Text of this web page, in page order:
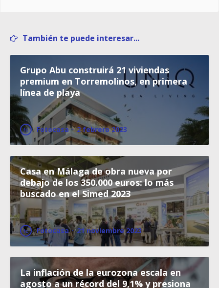
También te puede interesar...
Grupo Abu construirá 21 viviendas
premium en Torremolinos, en primera
línea de playa
Fotocasa · 2 febrero 2023
Casa en Málaga de obra nueva por
debajo de los 350.000 euros: lo más
buscado en el Simed 2023
Fotocasa · 21 noviembre 2023
La inflación de la eurozona escala en
agosto a un récord del 9,1% y presiona